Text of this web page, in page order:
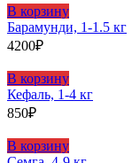
В корзину
Барамунди, 1-1.5 кг
4200₽
В корзину
Кефаль, 1-4 кг
850₽
В корзину